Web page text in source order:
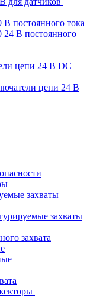
постоянного тока
24 В постоянного
цепи 24 В DC
цепи 24 В
захваты
захваты
захвата